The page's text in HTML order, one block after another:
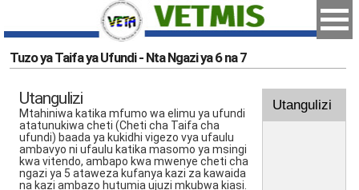
Tuzo ya Taifa ya Ufundi - Nta Ngazi ya 6 na 7
Utangulizi
Mtahiniwa katika mfumo wa elimu ya ufundi
atatunukiwa cheti (Cheti cha Taifa cha
ufundi) baada ya kukidhi vigezo vya ufaulu
ambavyo ni ufaulu katika masomo ya msingi
kwa vitendo, ambapo kwa mwenye cheti cha
ngazi ya 5 ataweza kufanya kazi za kawaida
na kazi ambazo hutumia ujuzi mkubwa kiasi.
Utangulizi